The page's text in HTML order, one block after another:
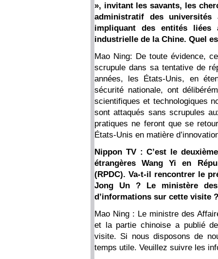
», invitant les savants, les
administratif des
impliquant des entités
industrielle de la Chine. Quel
Mao Ning: De toute évidence,
scrupule dans sa tentative de
années, les États-Unis, en
sécurité nationale, ont
scientifiques et technologiques
sont attaqués sans scrupules
pratiques ne feront que se
États-Unis en matière
Nippon TV : C’est le
étrangères Wang Yi en
(RPDC). Va-t-il rencontrer le
Jong Un ? Le ministère
d’informations sur cette visite ?
Mao Ning : Le ministre des
et la partie chinoise a publié
visite. Si nous disposons de
temps utile. Veuillez suivre les